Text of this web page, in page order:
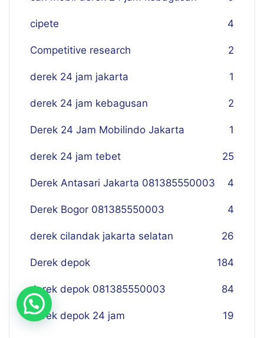
cipete 4
Competitive research 2
derek 24 jam jakarta 1
derek 24 jam kebagusan 2
Derek 24 Jam Mobilindo Jakarta 1
derek 24 jam tebet 25
Derek Antasari Jakarta 081385550003 4
Derek Bogor 081385550003 4
derek cilandak jakarta selatan 26
Derek depok 184
derek depok 081385550003 84
derek depok 24 jam 19